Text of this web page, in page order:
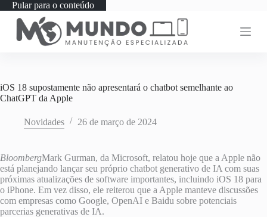
Pular para o conteúdo
iOS 18 supostamente não apresentará o chatbot semelhante ao
ChatGPT da Apple
Novidades 26 de março de 2024
BloombergMark Gurman, da Microsoft, relatou hoje que a Apple não
está planejando lançar seu próprio chatbot generativo de IA com suas
próximas atualizações de software importantes, incluindo iOS 18 para
o iPhone. Em vez disso, ele reiterou que a Apple manteve discussões
com empresas como Google, OpenAI e Baidu sobre potenciais
parcerias generativas de IA.